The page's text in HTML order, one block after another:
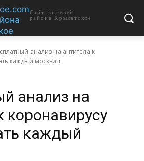
Сайт жителей
района Крылатское
анализ на антитела к
каждый москвич
анализ на
коронавирусу
каждый